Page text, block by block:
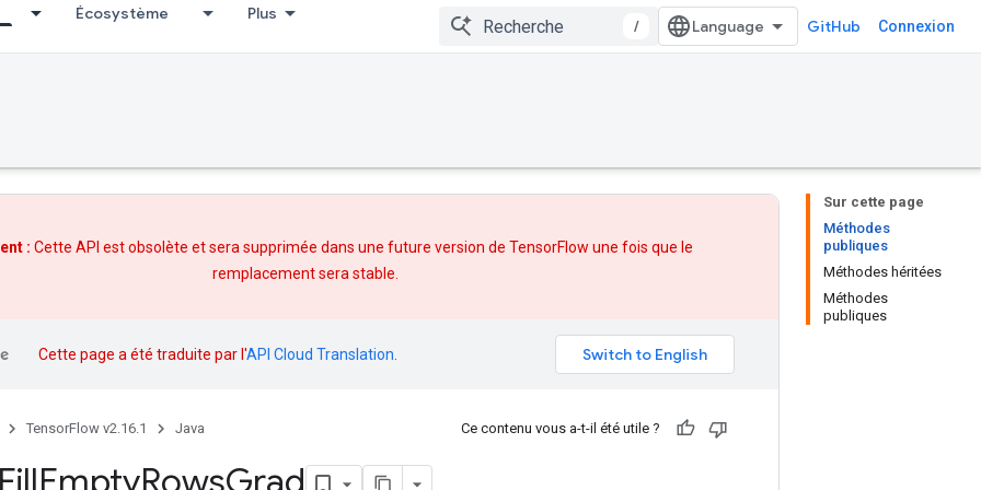
Écosystème Plus
/ GitHub Connexion
Sur cette page
Méthodes
publiques
Méthodes héritées
Méthodes
publiques
: Cette API est obsolète et sera supprimée dans une future version de TensorFlow une fois que le
remplacementsera stable.
Cette page a été traduite par l'API Cloud Translation
TensorFlow v2.16.1 Java Ce contenu vous a-t-il été utile ?
FillEmptyRowsGrad